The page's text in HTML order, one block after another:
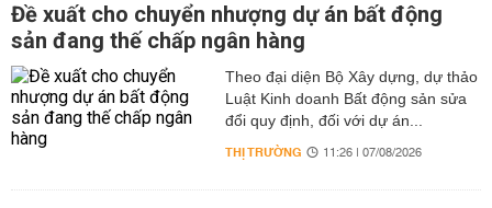
Đề xuất cho chuyển nhượng dự án bất động
sản đang thế chấp ngân hàng
Theo đại diện Bộ Xây dựng, dự thảo
Luật Kinh doanh Bất động sản sửa
đổi quy định, đối với dự án...
THỊ TRƯỜNG 11:26 | 07/08/2026